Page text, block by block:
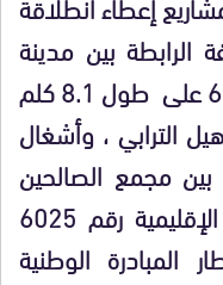
الرابطة بين مدينة
جرادة والطريق الجهوية رقم 607 على طول 8.1 كلم
الترابي ، وأشغال
مجمع الصالحين
ومدرسة مولنغور عبر الطريق الإقليمية رقم 6025
المبادرة الوطنية